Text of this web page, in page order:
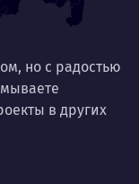
но с радостью
в других